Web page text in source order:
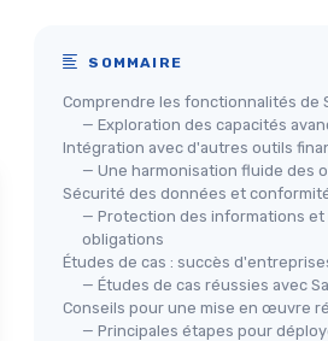
SOMMAIRE
Comprendre les fonctionnalités de
— Exploration des capacités
Intégration avec d'autres outils
— Une harmonisation fluide des
Sécurité des données et
— Protection des informations et
obligations
Études de cas : succès
— Études de cas réussies avec
Conseils pour une mise en œuvre
— Principales étapes pour